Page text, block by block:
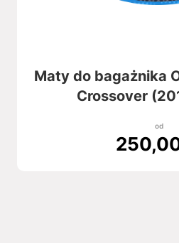
Maty do bagażnika
Crossover
od